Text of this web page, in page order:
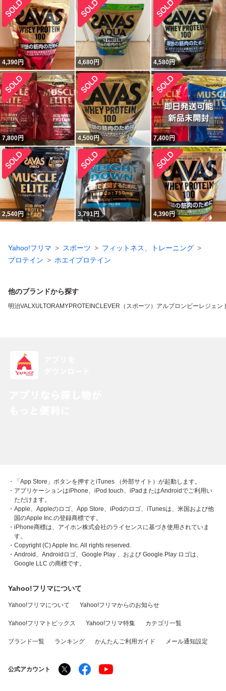
4,390円 4,680円 4,580円
7,800円 4,500円 7,400円
2,540円 3,791円 4,390円
Yahoo!フリマ スポーツ
フィットネス、トレーニング
プロテイン
ホエイプロテイン
他のブランドから探す
明治VALXULTORAMYPROTEINCLEVER（スポーツ） アルプロン ビーレジェン
・「App Store」ボタンを押すとiTunes （外部サイト）が起動します。
・アプリケーションはiPhone、iPod touch、iPadまたはAndroidでご利用い
ただけます。
・Apple、Appleのロゴ、App Store、iPodのロゴ、iTunesは、米国および他
国のApple Inc.の登録商標です。
・iPhone商標は、アイホン株式会社のライセンスに基づき使用されていま
す。
・Copyright (C) Apple Inc. All rights reserved.
・Android、Androidロゴ、Google Play 、および Google Play ロゴは、
Google LLC の商標です。
Yahoo!フリマについて
Yahoo!フリマについて Yahoo!フリマからのお知らせ
Yahoo!フリマトピックス Yahoo!フリマ特集 カテゴリ一覧
ブランド一覧 ランキング かんたんご利用ガイド メール通知設定
公式アカウント